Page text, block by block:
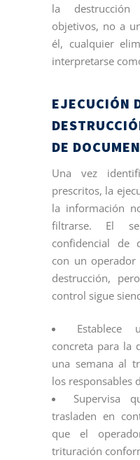
la
objetivos, no a
él, cualquier
interpretarse
EJECUCIÓN
DE
Una vez
prescritos, la
la información
filtrarse. El
confidencial de
con un
destrucción,
control sigue
Establece
concreta para la
una semana al
los responsables
Supervisa
trasladen en
que el
trituración